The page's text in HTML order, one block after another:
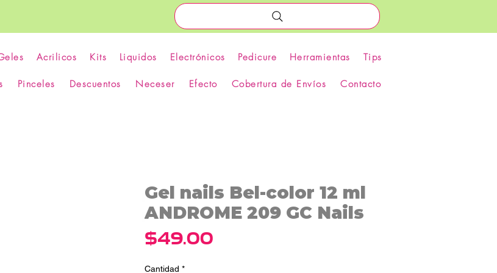
Acrilicos Kits Liquidos Electrónicos Pedicure Herramientas Tips
Pinceles Descuentos Neceser Efecto Cobertura de Envíos Contacto
Gel nails Bel-color 12 ml
ANDROME 209 GC Nails
$49.00
Cantidad *